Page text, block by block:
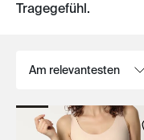
Tragegefühl.